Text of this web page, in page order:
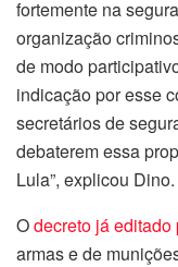
fortemente na
organização
de modo
indicação por esse
secretários de
debaterem essa
Lula”, explicou Dino.
Odecreto já
armas e de